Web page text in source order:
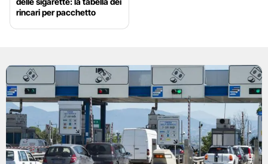
rincari per pacchetto